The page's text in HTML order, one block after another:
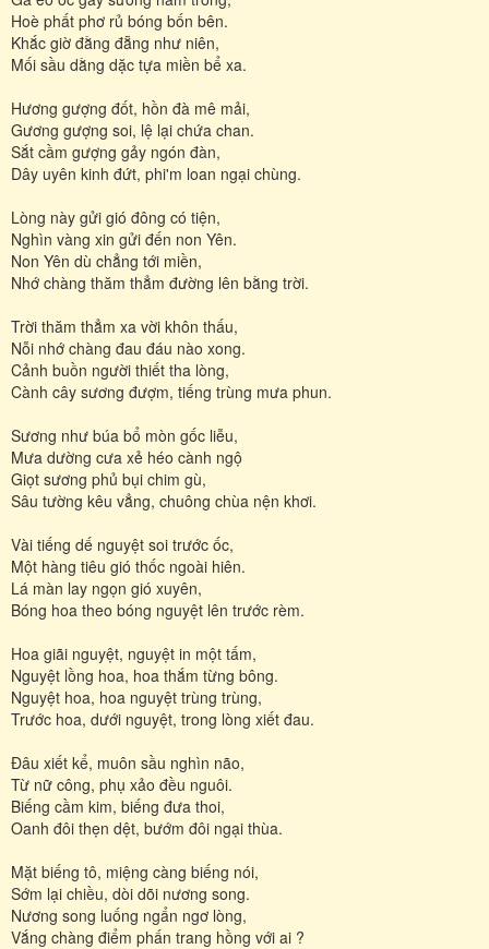
Hoè phất phơ rủ bóng bốn bên.
Khắc giờ đằng đẵng như niên,
Mối sầu dằng dặc tựa miền bể xa.
Hương gượng đốt, hồn đà mê mải,
Gương gượng soi, lệ lại chứa chan.
Sắt cầm gượng gảy ngón đàn,
Dây uyên kinh đứt, phi'm loan ngại chùng.
Lòng này gửi gió đông có tiện,
Nghìn vàng xin gửi đến non Yên.
Non Yên dù chẳng tới miền,
Nhớ chàng thăm thẳm đường lên bằng trời.
Trời thăm thẳm xa vời khôn thấu,
Nỗi nhớ chàng đau đáu nào xong.
Cảnh buồn người thiết tha lòng,
Cành cây sương đượm, tiếng trùng mưa phun.
Sương như búa bổ mòn gốc liễu,
Mưa dường cưa xẻ héo cành ngộ
Giọt sương phủ bụi chim gù,
Sâu tường kêu vẳng, chuông chùa nện khơi.
Vài tiếng dế nguyệt soi trước ốc,
Một hàng tiêu gió thốc ngoài hiên.
Lá màn lay ngọn gió xuyên,
Bóng hoa theo bóng nguyệt lên trước rèm.
Hoa giãi nguyệt, nguyệt in một tấm,
Nguyệt lồng hoa, hoa thắm từng bông.
Nguyệt hoa, hoa nguyệt trùng trùng,
Trước hoa, dưới nguyệt, trong lòng xiết đau.
Đâu xiết kể, muôn sầu nghìn não,
Từ nữ công, phụ xảo đều nguôi.
Biếng cầm kim, biếng đưa thoi,
Oanh đôi thẹn dệt, bướm đôi ngại thùa.
Mặt biếng tô, miệng càng biếng nói,
Sớm lại chiều, dòi dõi nương song.
Nương song luống ngẩn ngơ lòng,
Vắng chàng điểm phấn trang hồng với ai ?